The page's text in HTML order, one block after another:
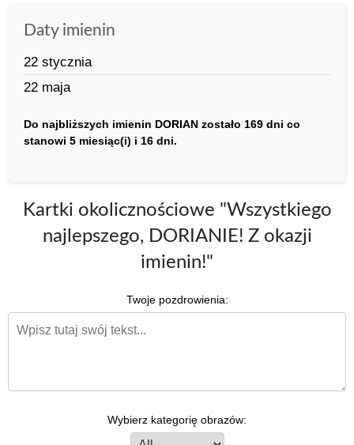
Daty imienin
22 stycznia
22 maja
Do najbliższych imienin DORIAN zostało 169 dni co
stanowi 5 miesiąc(i) i 16 dni.
Kartki okolicznościowe "Wszystkiego
najlepszego, DORIANIE! Z okazji
imienin!"
Twoje pozdrowienia:
Wybierz kategorię obrazów: